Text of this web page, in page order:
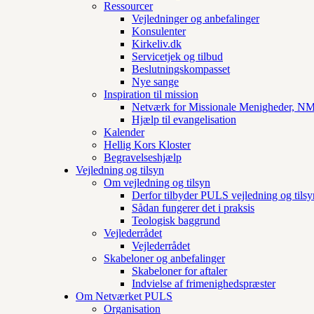
Ressourcer
Vejledninger og anbefalinger
Konsulenter
Kirkeliv.dk
Servicetjek og tilbud
Beslutningskompasset
Nye sange
Inspiration til mission
Netværk for Missionale Menigheder,
Hjælp til evangelisation
Kalender
Hellig Kors Kloster
Begravelseshjælp
Vejledning og tilsyn
Om vejledning og tilsyn
Derfor tilbyder PULS vejledning og
Sådan fungerer det i praksis
Teologisk baggrund
Vejlederrådet
Vejlederrådet
Skabeloner og anbefalinger
Skabeloner for aftaler
Indvielse af frimenighedspræster
Om Netværket PULS
Organisation